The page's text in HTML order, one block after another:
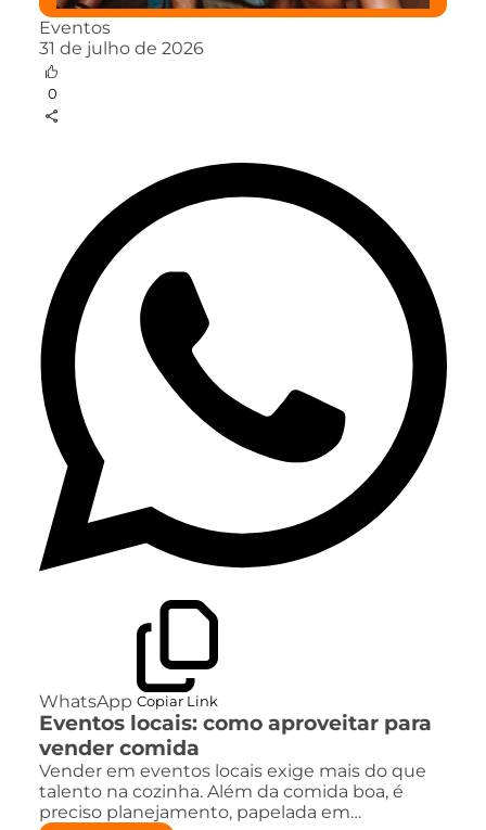
Eventos
31 de julho de 2026
0
WhatsApp Copiar Link
Eventos locais: como aproveitar para
vender comida
Vender em eventos locais exige mais do que
talento na cozinha. Além da comida boa, é
preciso planejamento, papelada em…